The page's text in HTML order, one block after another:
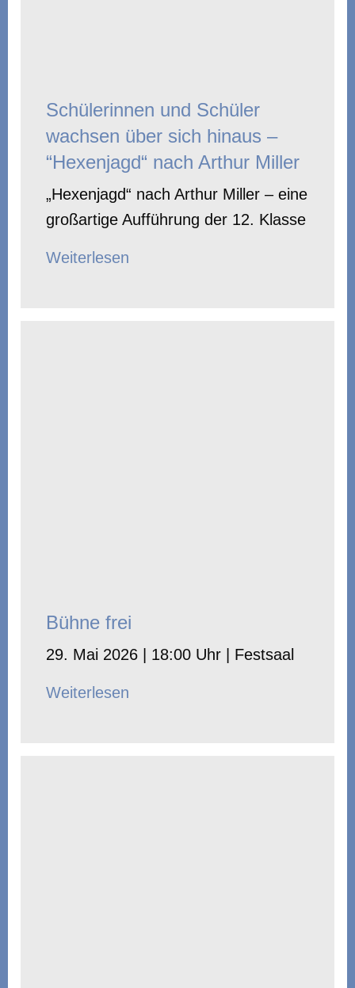
Schülerinnen und Schüler
wachsen über sich hinaus –
“Hexenjagd“ nach Arthur Miller
„Hexenjagd“ nach Arthur Miller – eine
großartige Aufführung der 12. Klasse
Weiterlesen
Bühne frei
29. Mai 2026 | 18:00 Uhr | Festsaal
Weiterlesen